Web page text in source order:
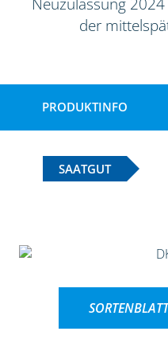
der
PRODUKTINFO
SAATGUT